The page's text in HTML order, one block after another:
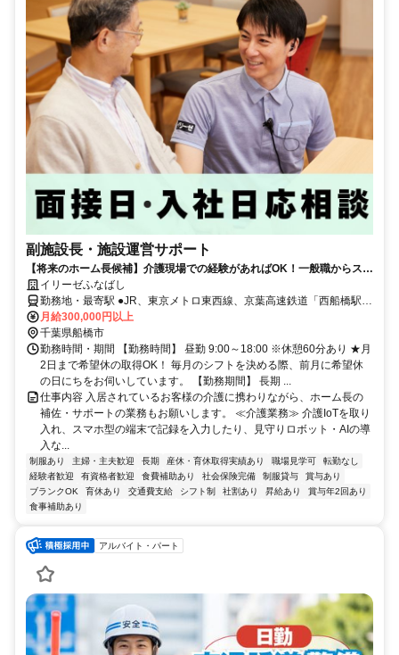
副施設長・施設運営サポート
【将来のホーム長候補】介護現場での経験があればOK！一般職からステ
ップアップしたい方歓迎
イリーゼふなばし
勤務地・最寄駅 ●JR、東京メトロ東西線、京葉高速鉄道「西船橋駅」
より徒歩約12分 ●京成本線「京成西船駅」より徒歩約9分 ●京成本線
「東中山駅」より徒歩約4分
月給300,000円以上
千葉県船橋市
勤務時間・期間 【勤務時間】 昼勤 9:00～18:00 ※休憩60分あり ★月
2日まで希望休の取得OK！ 毎月のシフトを決める際、前月に希望休
の日にちをお伺いしています。 【勤務期間】 長期 ...
仕事内容 入居されているお客様の介護に携わりながら、ホーム長の
補佐・サポートの業務もお願いします。 ≪介護業務≫ 介護IoTを取り
入れ、スマホ型の端末で記録を入力したり、見守りロボット・AIの導
入な...
制服あり 主婦・主夫歓迎 長期 産休・育休取得実績あり 職場見学可
転勤なし
経験者歓迎
有資格者歓迎 食費補助あり 社会保険完備 制服貸与
賞与あり
ブランクOK
育休あり 交通費支給 シフト制 社割あり 昇給あり
賞与年2回あり
食事補助あり
アルバイト・パート